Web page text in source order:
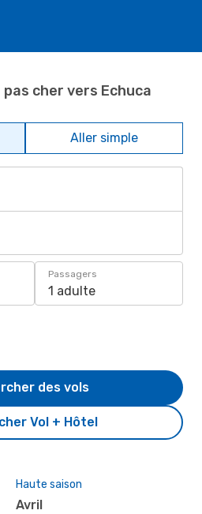
cher vers Echuca
Aller simple
Passagers
1 adulte
Vol + Hôtel
des vols
Haute saison
avril